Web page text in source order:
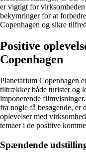
er vigtigt for virksomheden
bekymringer for at
Copenhagen og sikre
Positive
Copenhagen
Planetarium Copenhagen
tiltrækker både turister og
imponerende
fra nogle få besøgende, er
oplevelser med
temaer i de positive
Spændende